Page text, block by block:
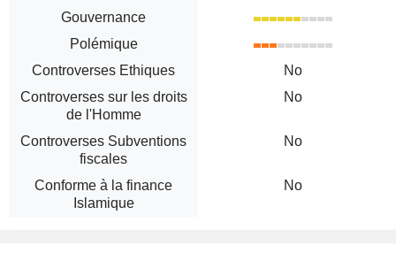
Gouvernance
Polémique
Controverses Ethiques
No
Controverses sur les droits
de l'Homme
No
Controverses Subventions
fiscales
No
Conforme à la finance
Islamique
No